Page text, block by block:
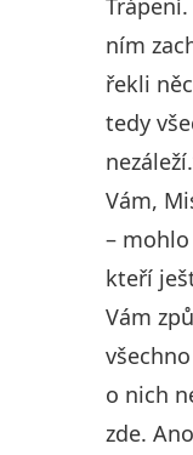
ním
řekli
tedy
Vám,
–
kteří
Vám
o nich
zde.